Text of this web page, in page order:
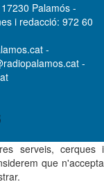
Palamós -
i redacció: 972 60
-
-
serveis, cerques i
que n'accepta